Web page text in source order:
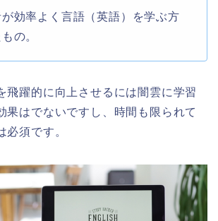
効率よく言語（英語）を学ぶ方
の。
飛躍的に向上させるには闇雲に学習
果はでないですし、時間も限られて
必須です。